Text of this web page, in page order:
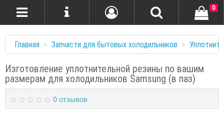
0
Главная Запчасти для бытовых холодильников
Изготовление уплотнительной резины по вашим
размерам для холодильников Samsung (в паз)
0 отзывов